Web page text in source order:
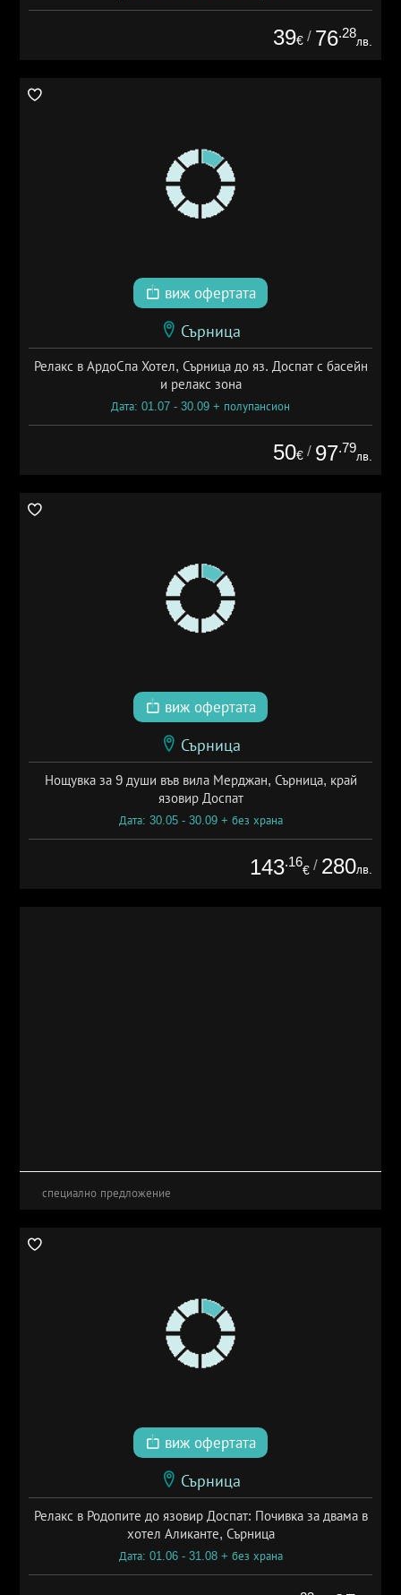
39€ / 76.28
лв.
виж офертата
Сърница
Релакс в АрдоСпа Хотел, Сърница до яз. Доспат с басейн
и релакс зона
Дата: 01.07 - 30.09 + полупансион
50€ / 97.79
лв.
виж офертата
Сърница
Нощувка за 9 души във вила Мерджан, Сърница, край
язовир Доспат
Дата: 30.05 - 30.09 + без храна
143.16
€ / 280лв.
специално предложение
виж офертата
Сърница
Релакс в Родопите до язовир Доспат: Почивка за двама в
хотел Аликанте, Сърница
Дата: 01.06 - 31.08 + без храна